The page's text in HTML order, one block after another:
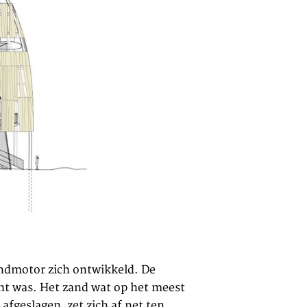
zich ontwikkeld. De
was. Het zand wat op het meest